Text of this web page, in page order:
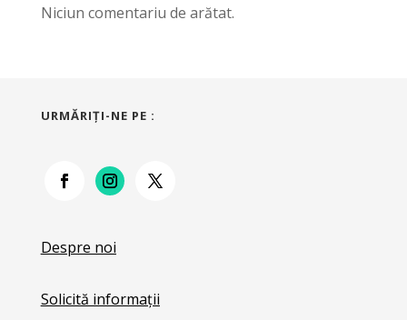
Niciun comentariu de arătat.
URMĂRIŢI-NE PE :
Despre noi
Solicită informații